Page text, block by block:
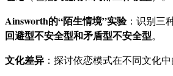
Ainsworth的“陌生情境”实验：识别三
回避型不安全型和矛盾型不安全型。
文化差异 ：探讨依恋模式在不同文化